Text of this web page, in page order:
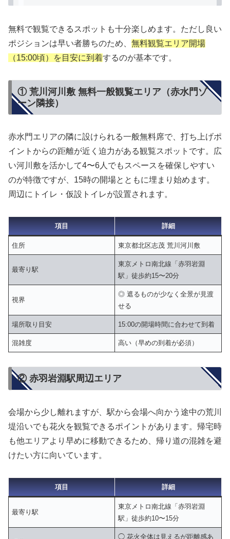
無料で観覧できるスポットも十分楽しめます。ただし良い
ポジションは早い者勝ちのため、 無料観覧エリア開場
（15:00頃）を目安に到着するのが基本です。
① 荒川河川敷 無料一般観覧エリア（赤水門ゾ
ーン隣接）
赤水門エリアの隣に設けられる一般無料席で、打ち上げポ
イントからの距離が近く迫力がある観覧スポットです。広
い河川敷を活かして4〜6人でもスペースを確保しやすい
のが特徴ですが、15時の開場とともに埋まり始めます。
周辺にトイレ・仮設トイレが設置されます。
項目 詳細
住所 東京都北区志茂 荒川河川敷
最寄り駅
東京メトロ南北線「赤羽岩淵
駅」徒歩約15〜20分
視界
◎ 遮るものが少なく全景が見渡
せる
場所取り目安 15:00の開場時間に合わせて到着
混雑度 高い（早めの到着が必須）
② 赤羽岩淵駅周辺エリア
会場から少し離れますが、駅から会場へ向かう途中の荒川
堤沿いでも花火を観覧できるポイントがあります。帰宅時
も他エリアより早めに移動できるため、帰り道の混雑を避
けたい方に向いています。
項目 詳細
最寄り駅
東京メトロ南北線「赤羽岩淵
駅」徒歩約10〜15分
◯ 花火全体は見えるが距離感あ